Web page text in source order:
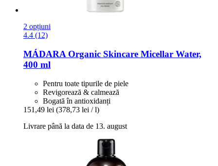
2 opțiuni
4.4 (12)
MÁDARA Organic Skincare Micellar Water,
400 ml
Pentru toate tipurile de piele
Revigorează & calmează
Bogată în antioxidanți
151,49 lei (378,73 lei / l)
Livrare până la data de 13. august